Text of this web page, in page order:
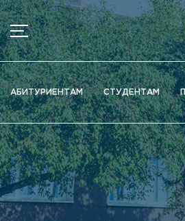
АБИТУРИЕНТАМ СТУДЕНТАМ
МЕНЮ
Новости
Объявления
Документы
Сведения об
Официально о приёме
Научная деятельность
Высшие школы / Институты /